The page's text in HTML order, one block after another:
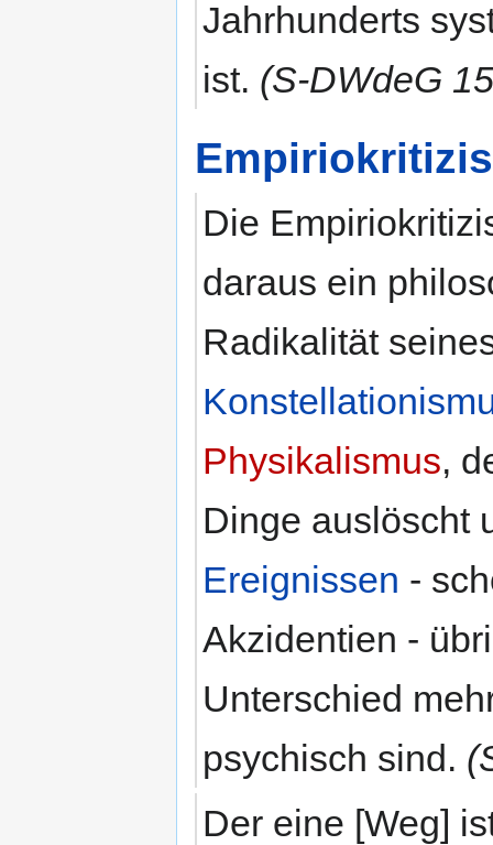
Jahrhunderts
ist. (S-DWdeG
Die
daraus ein
Radikalität
Physikalismus,
Dinge auslöscht
Ereignissen -
Akzidentien -
Unterschied
psychisch sind.
Der eine [Weg]